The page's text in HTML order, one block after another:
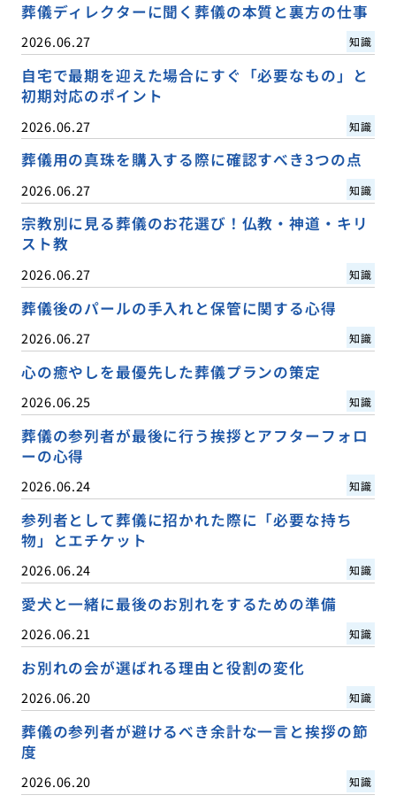
葬儀ディレクターに聞く葬儀の本質と裏方の仕事
2026.06.27 知識
自宅で最期を迎えた場合にすぐ「必要なもの」と
初期対応のポイント
2026.06.27 知識
葬儀用の真珠を購入する際に確認すべき3つの点
2026.06.27 知識
宗教別に見る葬儀のお花選び！仏教・神道・キリ
スト教
2026.06.27 知識
葬儀後のパールの手入れと保管に関する心得
2026.06.27 知識
心の癒やしを最優先した葬儀プランの策定
2026.06.25 知識
葬儀の参列者が最後に行う挨拶とアフターフォロ
ーの心得
2026.06.24 知識
参列者として葬儀に招かれた際に「必要な持ち
物」とエチケット
2026.06.24 知識
愛犬と一緒に最後のお別れをするための準備
2026.06.21 知識
お別れの会が選ばれる理由と役割の変化
2026.06.20 知識
葬儀の参列者が避けるべき余計な一言と挨拶の節
度
2026.06.20 知識